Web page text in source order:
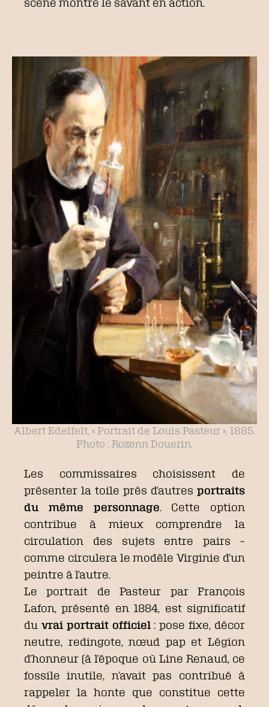
Albert Edelfelt, « Portrait de Louis Pasteur », 1885.
Photo : Rozenn Douerin.
Les commissaires choisissent de
présenter la toile près d’autres portraits
du même personnage . Cette option
contribue à mieux comprendre la
circulation des sujets entre pairs –
comme circulera le modèle Virginie d’un
peintre à l’autre.
Le portrait de Pasteur par François
Lafon, présenté en 1884, est significatif
du vrai portrait officiel : pose fixe, décor
neutre, redingote, nœud pap et Légion
d’honneur (à l’époque où Line Renaud, ce
fossile inutile, n’avait pas contribué à
rappeler la honte que constitue cette